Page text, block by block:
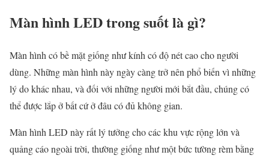
Màn hình LED trong suốt là gì?
Màn hình có bề mặt giống như kính có độ nét cao cho người
dùng. Những màn hình này ngày càng trở nên phổ biến vì những
lý do khác nhau, và đối với những người mới bắt đầu, chúng có
thể được lắp ở bất cứ ở đâu có đủ không gian.
Màn hình LED này rất lý tưởng cho các khu vực rộng lớn và
quảng cáo ngoài trời, thường giống như một bức tường rèm bằng